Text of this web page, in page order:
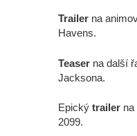
Trailer na
Havens.
Teaser na další
Jacksona.
Epický trailer na
2099.